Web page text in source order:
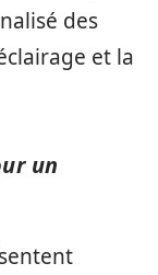
des
et la
un